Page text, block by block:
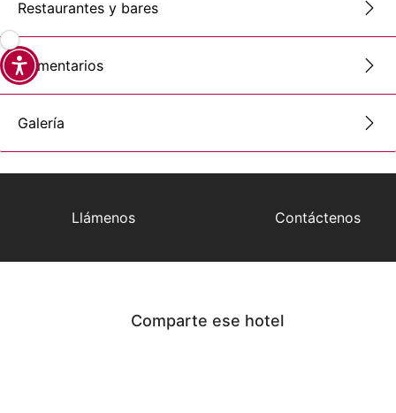
Restaurantes y bares
Comentarios
Galería
Llámenos Contáctenos
Comparte ese hotel